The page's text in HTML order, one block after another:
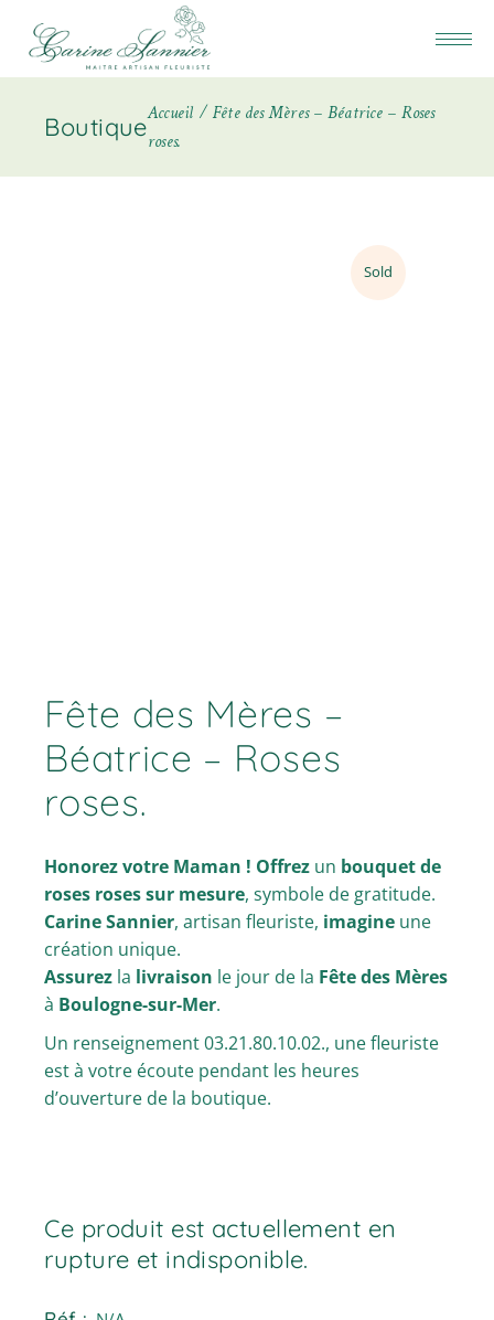
BoutiqueAccueil
Fête des Mères – Béatrice – Roses
roses.
Sold
Fête des Mères –
Béatrice – Roses
roses.
Honorez votre Maman ! Offrez un bouquet de
roses roses sur mesure, symbole de gratitude.
Carine Sannier, artisan fleuriste, imagine une
création unique.
Assurez la livraison le jour de la Fête des Mères
à Boulogne-sur-Mer.
Un renseignement 03.21.80.10.02., une fleuriste
est à votre écoute pendant les heures
d’ouverture de la boutique.
Ce produit est actuellement en
rupture et indisponible.